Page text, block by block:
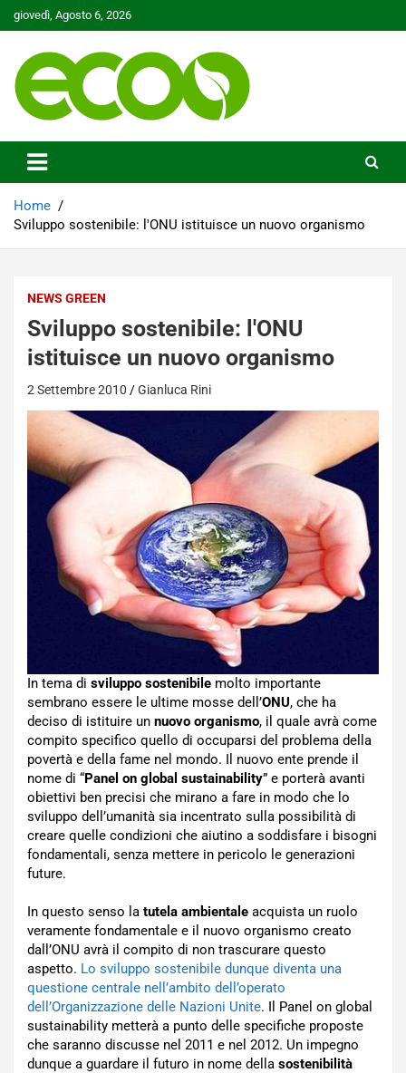
Skip
to
giovedì, Agosto 6, 2026
Ecoo.it
Home
Sviluppo sostenibile: l'ONU istituisce un nuovo organismo
NEWS GREEN
Sviluppo sostenibile: l'ONU
istituisce un nuovo organismo
2 Settembre 2010 Gianluca Rini
In tema di sviluppo sostenibile molto importante
sembrano essere le ultime mosse dell’ONU, che ha
deciso di istituire un nuovo organismo, il quale avrà come
compito specifico quello di occuparsi del problema della
povertà e della fame nel mondo. Il nuovo ente prende il
nome di “Panel on global sustainability” e porterà avanti
obiettivi ben precisi che mirano a fare in modo che lo
sviluppo dell’umanità sia incentrato sulla possibilità di
creare quelle condizioni che aiutino a soddisfare i bisogni
fondamentali, senza mettere in pericolo le generazioni
future.
In questo senso la tutela ambientale acquista un ruolo
veramente fondamentale e il nuovo organismo creato
dall’ONU avrà il compito di non trascurare questo
aspetto. Lo sviluppo sostenibile dunque diventa una
questione centrale nell’ambito dell’operato
dell’Organizzazione delle Nazioni Unite. Il Panel on global
sustainability metterà a punto delle specifiche proposte
che saranno discusse nel 2011 e nel 2012. Un impegno
dunque a guardare il futuro in nome della sostenibilità